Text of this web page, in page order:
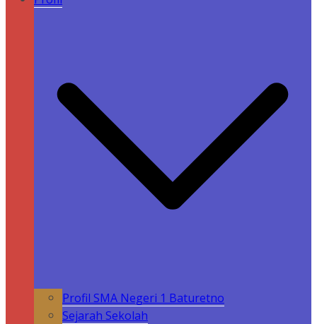
Profil SMA Negeri 1 Baturetno
Sejarah Sekolah